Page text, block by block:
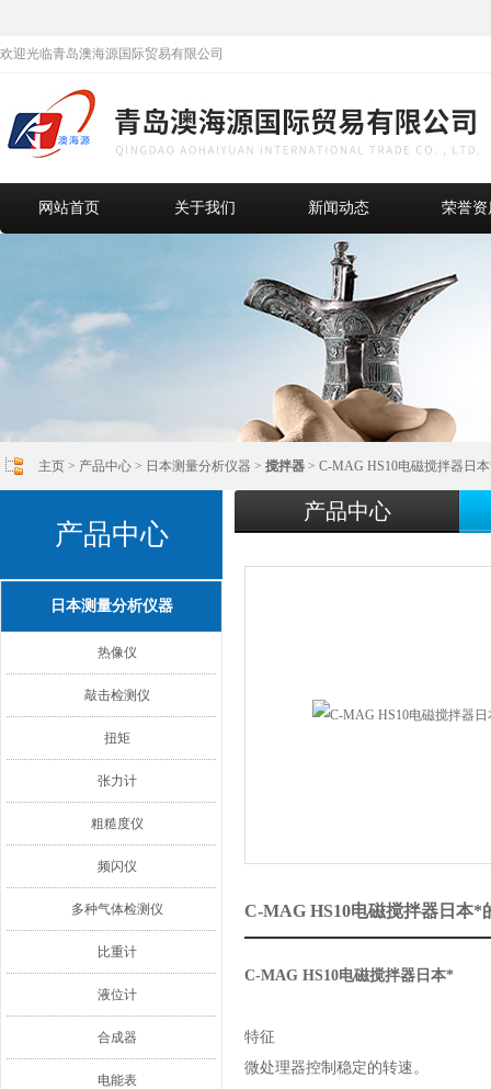
欢迎光临青岛澳海源国际贸易有限公司
网站首页 关于我们 新闻动态 荣誉资
主页 > 产品中心 > 日本测量分析仪器 > 搅拌器 > C-MAG HS10电磁搅拌器日
产品中心
日本测量分析仪器
热像仪
敲击检测仪
扭矩
张力计
粗糙度仪
频闪仪
多种气体检测仪
比重计
液位计
合成器
电能表
产品中心
C-MAG HS10电磁搅拌器日本*
C-MAG HS10电磁搅拌器日本*
特征
微处理器控制稳定的转速。